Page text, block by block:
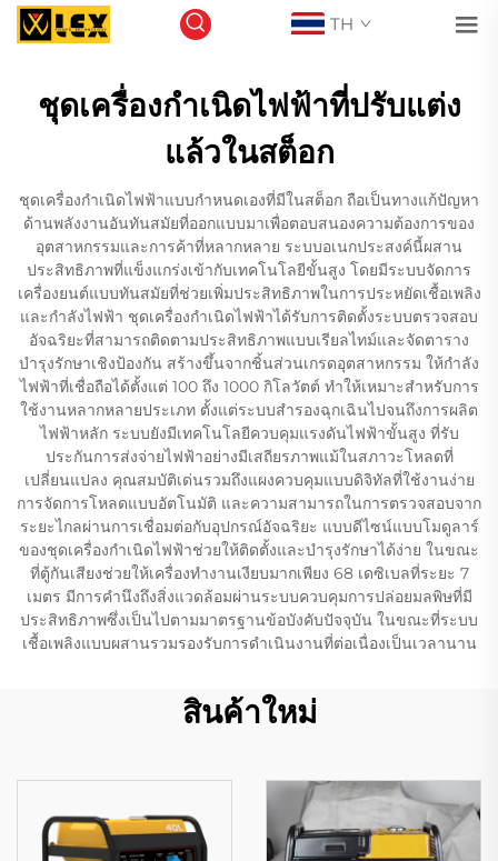
TH
ชุดเครื่องกำเนิดไฟฟ้าที่ปรับแต่ง
แล้วในสต็อก
ชุดเครื่องกำเนิดไฟฟ้าแบบกำหนดเองที่มีในสต็อก ถือเป็นทางแก้ปัญหา
ด้านพลังงานอันทันสมัยที่ออกแบบมาเพื่อตอบสนองความต้องการของ
อุตสาหกรรมและการค้าที่หลากหลาย ระบบอเนกประสงค์นี้ผสาน
ประสิทธิภาพที่แข็งแกร่งเข้ากับเทคโนโลยีขั้นสูง โดยมีระบบจัดการ
เครื่องยนต์แบบทันสมัยที่ช่วยเพิ่มประสิทธิภาพในการประหยัดเชื้อเพลิง
และกำลังไฟฟ้า ชุดเครื่องกำเนิดไฟฟ้าได้รับการติดตั้งระบบตรวจสอบ
อัจฉริยะที่สามารถติดตามประสิทธิภาพแบบเรียลไทม์และจัดตาราง
บำรุงรักษาเชิงป้องกัน สร้างขึ้นจากชิ้นส่วนเกรดอุตสาหกรรม ให้กำลัง
ไฟฟ้าที่เชื่อถือได้ตั้งแต่ 100 ถึง 1000 กิโลวัตต์ ทำให้เหมาะสำหรับการ
ใช้งานหลากหลายประเภท ตั้งแต่ระบบสำรองฉุกเฉินไปจนถึงการผลิต
ไฟฟ้าหลัก ระบบยังมีเทคโนโลยีควบคุมแรงดันไฟฟ้าขั้นสูง ที่รับ
ประกันการส่งจ่ายไฟฟ้าอย่างมีเสถียรภาพแม้ในสภาวะโหลดที่
เปลี่ยนแปลง คุณสมบัติเด่นรวมถึงแผงควบคุมแบบดิจิทัลที่ใช้งานง่าย
การจัดการโหลดแบบอัตโนมัติ และความสามารถในการตรวจสอบจาก
ระยะไกลผ่านการเชื่อมต่อกับอุปกรณ์อัจฉริยะ แบบดีไซน์แบบโมดูลาร์
ของชุดเครื่องกำเนิดไฟฟ้าช่วยให้ติดตั้งและบำรุงรักษาได้ง่าย ในขณะ
ที่ตู้กันเสียงช่วยให้เครื่องทำงานเงียบมากเพียง 68 เดซิเบลที่ระยะ 7
เมตร มีการคำนึงถึงสิ่งแวดล้อมผ่านระบบควบคุมการปล่อยมลพิษที่มี
ประสิทธิภาพซึ่งเป็นไปตามมาตรฐานข้อบังคับปัจจุบัน ในขณะที่ระบบ
เชื้อเพลิงแบบผสานรวมรองรับการดำเนินงานที่ต่อเนื่องเป็นเวลานาน
สินค้าใหม่